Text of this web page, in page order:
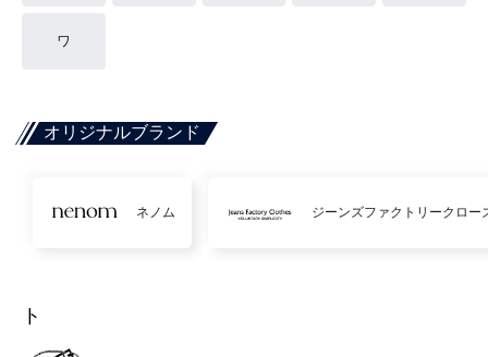
ワ
オリジナルブランド
ネノム ジーンズファクトリークロー
ト